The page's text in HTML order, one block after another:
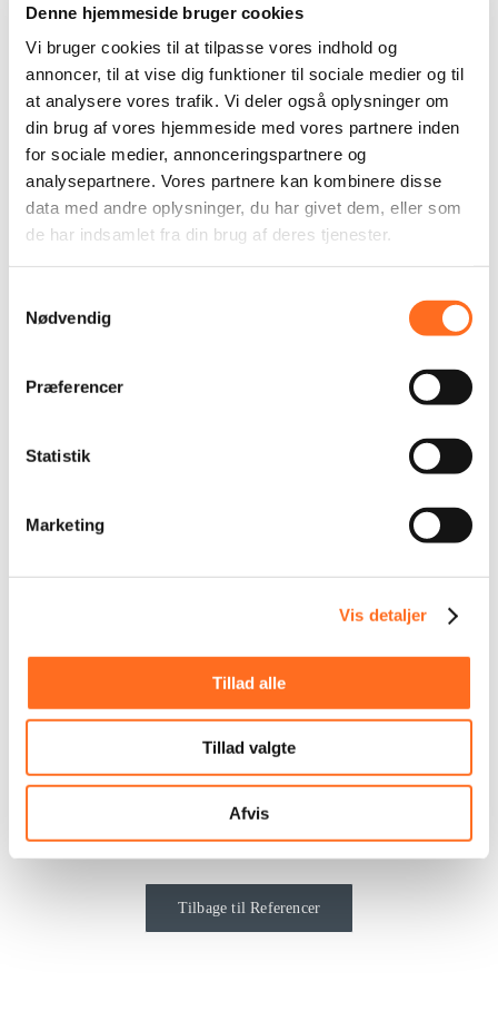
Denne hjemmeside bruger cookies
Vi bruger cookies til at tilpasse vores indhold og
annoncer, til at vise dig funktioner til sociale medier og til
at analysere vores trafik. Vi deler også oplysninger om
din brug af vores hjemmeside med vores partnere inden
for sociale medier, annonceringspartnere og
analysepartnere. Vores partnere kan kombinere disse
data med andre oplysninger, du har givet dem, eller som
de har indsamlet fra din brug af deres tjenester.
Nødvendig
Præferencer
Statistik
Marketing
Vis detaljer
Tillad alle
Tillad valgte
Afvis
Varhede Vognmand
Producktion
LÆS MERE
Tilbage til Referencer